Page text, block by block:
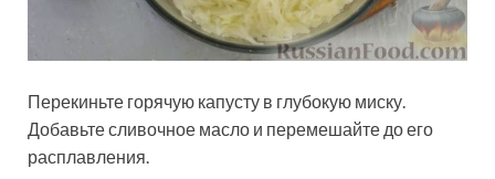
Перекиньте горячую капусту в глубокую миску.
Добавьте сливочное масло и перемешайте до его
расплавления.